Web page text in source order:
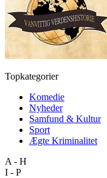
Topkategorier
Komedie
Nyheder
Samfund & Kultur
Sport
Ægte Kriminalitet
A - H
I - P